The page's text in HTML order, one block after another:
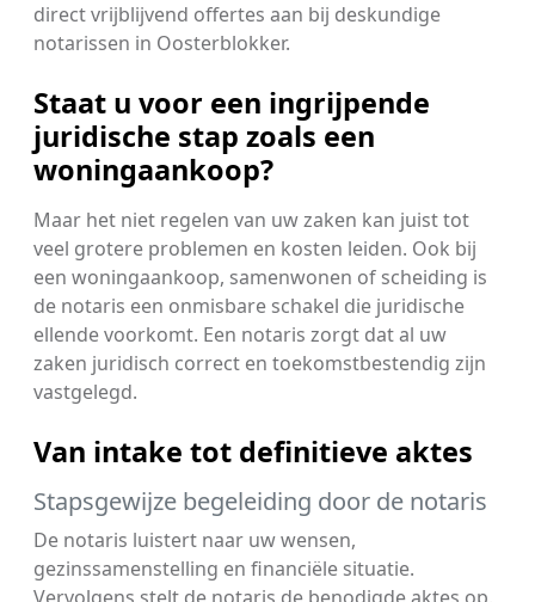
direct vrijblijvend offertes aan bij deskundige
notarissen in Oosterblokker.
Staat u voor een ingrijpende
juridische stap zoals een
woningaankoop?
Maar het niet regelen van uw zaken kan juist tot
veel grotere problemen en kosten leiden. Ook bij
een woningaankoop, samenwonen of scheiding is
de notaris een onmisbare schakel die juridische
ellende voorkomt. Een notaris zorgt dat al uw
zaken juridisch correct en toekomstbestendig zijn
vastgelegd.
Van intake tot definitieve aktes
Stapsgewijze begeleiding door de notaris
De notaris luistert naar uw wensen,
gezinssamenstelling en financiële situatie.